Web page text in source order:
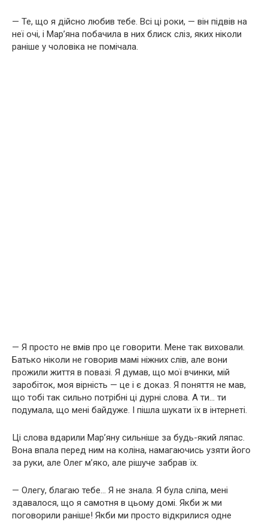
— Те, що я дійсно любив тебе. Всі ці роки, — він підвів на
неї очі, і Мар’яна побачила в них блиск сліз, яких ніколи
раніше у чоловіка не помічала.
— Я просто не вмів про це говорити. Мене так виховали.
Батько ніколи не говорив мамі ніжних слів, але вони
прожили життя в повазі. Я думав, що мої вчинки, мій
заробіток, моя вірність — це і є доказ. Я поняття не мав,
що тобі так сильно потрібні ці дурні слова. А ти… ти
подумала, що мені байдуже. І пішла шукати їх в інтернеті.
Ці слова вдарили Мар’яну сильніше за будь-який ляпас.
Вона впала перед ним на коліна, намагаючись узяти його
за руки, але Олег м’яко, але рішуче забрав їх.
— Олегу, благаю тебе… Я не знала. Я була сліпа, мені
здавалося, що я самотня в цьому домі. Якби ж ми
поговорили раніше! Якби ми просто відкрилися одне